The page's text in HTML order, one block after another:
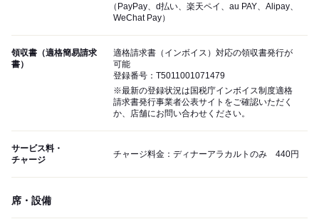
（PayPay、d払い、楽天ペイ、au PAY、Alipay、
WeChat Pay）
領収書（適格簡易請求
書）
適格請求書（インボイス）対応の領収書発行が
可能
登録番号：T5011001071479
※最新の登録状況は国税庁インボイス制度適格
請求書発行事業者公表サイトをご確認いただく
か、店舗にお問い合わせください。
サービス料・
チャージ
チャージ料金：ディナーアラカルトのみ 440円
席・設備